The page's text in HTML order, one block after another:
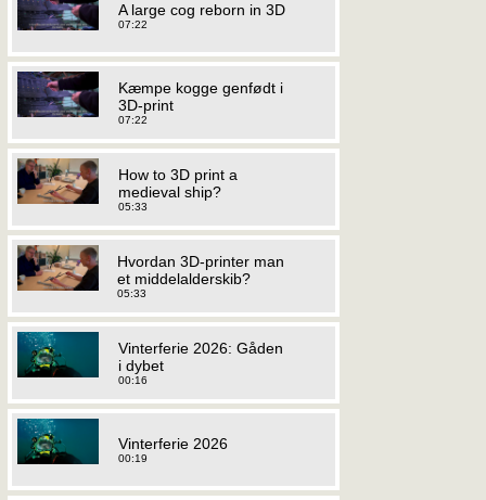
A large cog reborn in 3D
07:22
Kæmpe kogge genfødt i
3D-print
07:22
How to 3D print a
medieval ship?
05:33
Hvordan 3D-printer man
et middelalderskib?
05:33
Vinterferie 2026: Gåden
i dybet
00:16
Vinterferie 2026
00:19